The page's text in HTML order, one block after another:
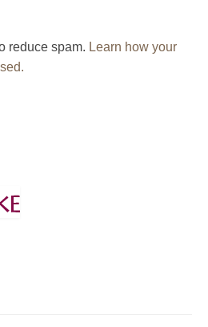
reduce spam. Learn how your